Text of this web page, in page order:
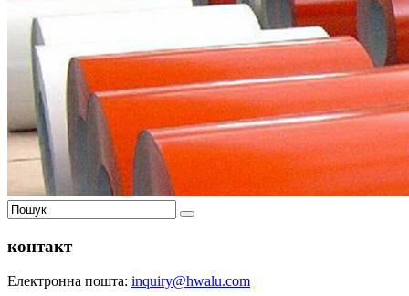
контакт
Електронна пошта: inquiry@hwalu.com